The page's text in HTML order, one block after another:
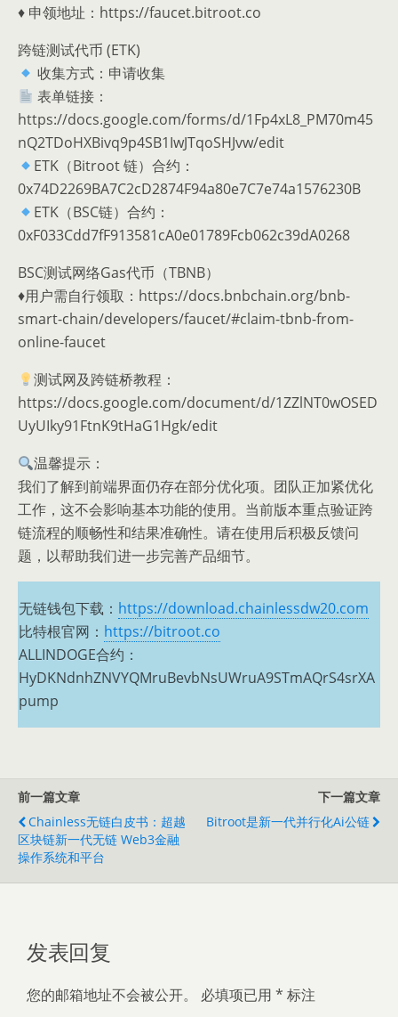
♦️ 申领地址：https://faucet.bitroot.co
跨链测试代币 (ETK)
收集方式：申请收集
表单链接：
https://docs.google.com/forms/d/1Fp4xL8_PM70m45
nQ2TDoHXBivq9p4SB1IwJTqoSHJvw/edit
ETK（Bitroot 链）合约：
0x74D2269BA7C2cD2874F94a80e7C7e74a1576230B
ETK（BSC链）合约：
0xF033Cdd7fF913581cA0e01789Fcb062c39dA0268
BSC测试网络Gas代币（TBNB）
♦️用户需自行领取：https://docs.bnbchain.org/bnb-
smart-chain/developers/faucet/#claim-tbnb-from-
online-faucet
测试网及跨链桥教程：
https://docs.google.com/document/d/1ZZlNT0wOSED
UyUIky91FtnK9tHaG1Hgk/edit
温馨提示：
我们了解到前端界面仍存在部分优化项。团队正加紧优化
工作，这不会影响基本功能的使用。当前版本重点验证跨
链流程的顺畅性和结果准确性。请在使用后积极反馈问
题，以帮助我们进一步完善产品细节。
无链钱包下载： https://download.chainlessdw20.com
比特根官网： https://bitroot.co
ALLINDOGE合约：
HyDKNdnhZNVYQMruBevbNsUWruA9STmAQrS4srXA
pump
前一篇文章
Chainless无链白皮书：超越
区块链新一代无链 Web3金融
操作系统和平台
下一篇文章
Bitroot是新一代并行化ai公链
发表回复
您的邮箱地址不会被公开。 必填项已用 * 标注